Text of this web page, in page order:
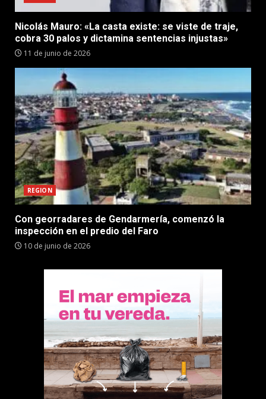
Nicolás Mauro: «La casta existe: se viste de traje,
cobra 30 palos y dictamina sentencias injustas»
11 de junio de 2026
REGION
Con georradares de Gendarmería, comenzó la
inspección en el predio del Faro
10 de junio de 2026